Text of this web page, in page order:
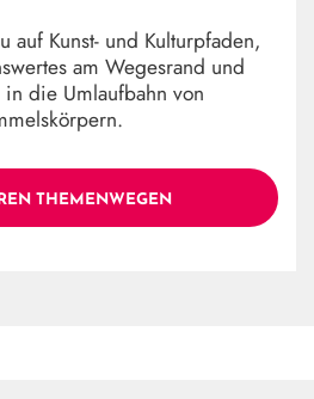
auf Kunst- und Kulturpfaden,
am Wegesrand und
die Umlaufbahn von
THEMENWEGEN